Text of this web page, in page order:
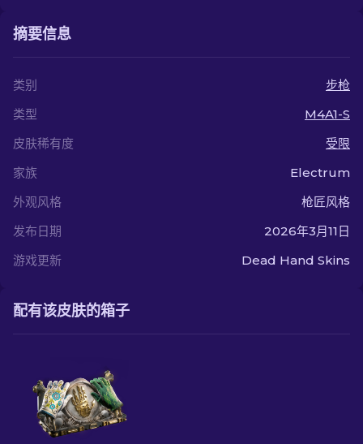
摘要信息
类别
步枪
类型
M4A1-S
皮肤稀有度
受限
家族
Electrum
外观风格
枪匠风格
发布日期
2026年3月11日
游戏更新
Dead Hand Skins
配有该皮肤的箱子